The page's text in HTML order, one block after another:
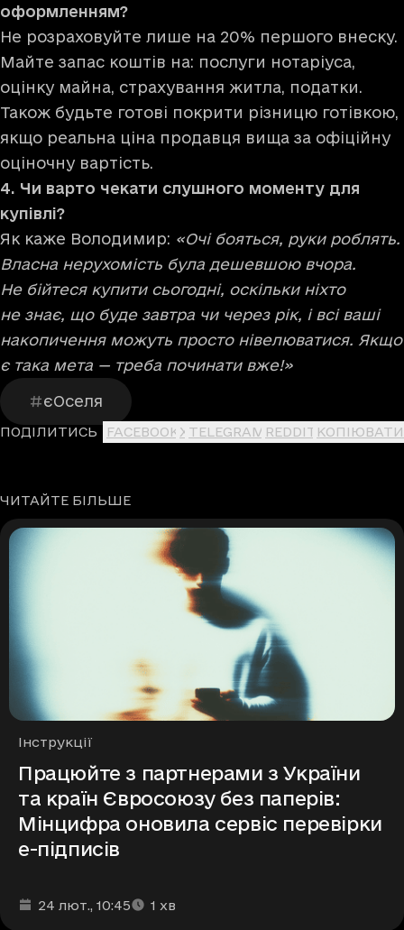
оформленням?
Не розраховуйте лише на 20% першого внеску.
Майте запас коштів на: послуги нотаріуса,
оцінку майна, страхування житла, податки.
Також будьте готові покрити різницю готівкою,
якщо реальна ціна продавця вища за офіційну
оціночну вартість.
4. Чи варто чекати слушного моменту для
купівлі?
Як каже Володимир: «Очі бояться, руки роблять.
Власна нерухомість була дешевшою вчора.
Не бійтеся купити сьогодні, оскільки ніхто
не знає, що буде завтра чи через рік, і всі ваші
накопичення можуть просто нівелюватися. Якщо
є така мета — треба починати вже!»
єОселя
ПОДІЛИТИСЬ FACEBOOK X TELEGRAM REDDIT КОПІЮВАТИ
ЧИТАЙТЕ БІЛЬШЕ
Рубрики
Інструкції
Працюйте з партнерами з України
та країн Євросоюзу без паперів:
Мінцифра оновила сервіс перевірки
е-підписів
Дата та час публікації
24 лют., 10:45
Час читання: 1 хв